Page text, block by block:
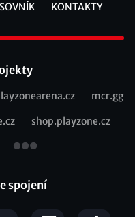
KONTAKTY
mcr.gg
shop.playzone.cz
spojení